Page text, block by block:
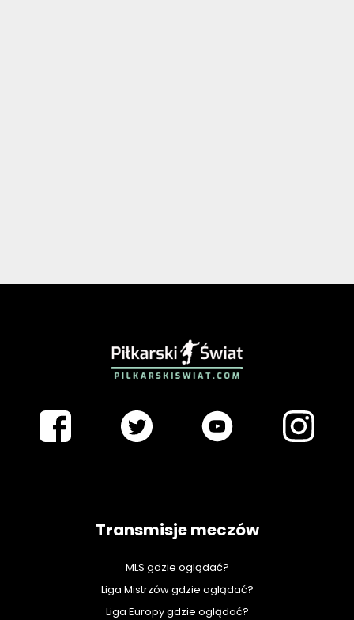
Transmisje meczów
MLS gdzie oglądać?
Liga Mistrzów gdzie oglądać?
Liga Europy gdzie oglądać?